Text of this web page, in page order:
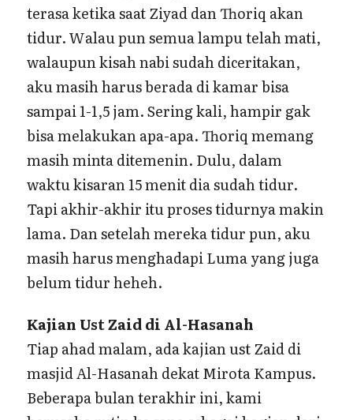
terasa ketika saat Ziyad dan Thoriq akan
tidur. Walau pun semua lampu telah mati,
walaupun kisah nabi sudah diceritakan,
aku masih harus berada di kamar bisa
sampai 1-1,5 jam. Sering kali, hampir gak
bisa melakukan apa-apa. Thoriq memang
masih minta ditemenin. Dulu, dalam
waktu kisaran 15 menit dia sudah tidur.
Tapi akhir-akhir itu proses tidurnya makin
lama. Dan setelah mereka tidur pun, aku
masih harus menghadapi Luma yang juga
belum tidur heheh.
Kajian Ust Zaid di Al-Hasanah
Tiap ahad malam, ada kajian ust Zaid di
masjid Al-Hasanah dekat Mirota Kampus.
Beberapa bulan terakhir ini, kami